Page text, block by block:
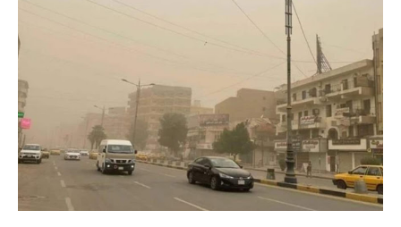
قطع الاراضي
اخبار العراق
الاخبار السياسية